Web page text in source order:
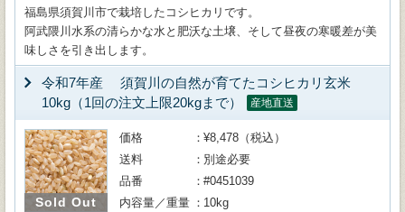
福島県須賀川市で栽培したコシヒカリです。
阿武隈川水系の清らかな水と肥沃な土壌、そして昼夜の寒暖差が美
味しさを引き出します。
令和7年産 須賀川の自然が育てたコシヒカリ玄米
10kg（1回の注文上限20kgまで）
産地直送
Sold Out
価格
¥8,478（税込）
送料
別途必要
品番
#0451039
内容量／重量
10kg